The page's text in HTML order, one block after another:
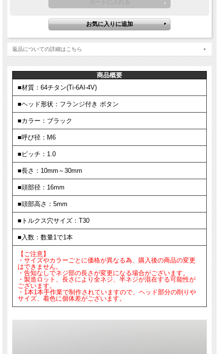
返品についての詳細はこちら
商品概要
■材質：64チタン(Ti-6Al-4V)
■ヘッド形状：フランジ付き ボタン
■カラー：ブラック
■呼び径：M6
■ピッチ：1.0
■長さ：10mm～30mm
■頭部径：16mm
■頭部高さ：5mm
■トルクス穴サイズ：T30
■入数：数量1で1本
【ご注意】
・サイズやカラーごとに価格が異なる為、購入後の商品の変更
はできません。
・告知なしでネジ部の長さが変更になる場合がございます。
・製造ロット、長さにより全ネジ、半ネジが混在する可能性が
ございます。
・1本1本手作業で制作されていますので、ヘッド部分の削りや
サイズ、着色に個体差がございます。